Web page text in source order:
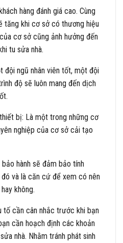
hàng đánh giá cao. Cùng
tăng khi cơ sở có thương hiệu
cơ sở cũng ảnh hưởng đến
tu sửa nhà.
đội ngũ nhân viên tốt, một đội
độ sẽ luôn mang đến dịch
bị: Là một trong những cơ
nghiệp của cơ sở cải tạo
hành sẽ đảm bảo tính
và là căn cứ để xem có nên
không.
tố cần cân nhắc trước khi bạn
cần hoạch định các khoản
nhà. Nhằm tránh phát sinh